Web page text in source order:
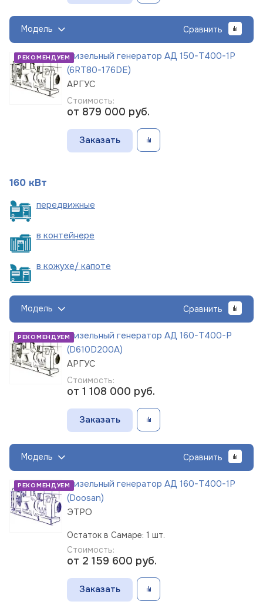
Модель Сравнить
РЕКОМЕНДУЕМДизельный генератор АД 150-Т400-1Р
(6RT80-176DE)
АРГУС
Стоимость:
от 879 000 руб.
Заказать
160 кВт
передвижные
в контейнере
в кожухе/ капоте
Модель Сравнить
РЕКОМЕНДУЕМДизельный генератор АД 160-Т400-Р
(D610D200A)
АРГУС
Стоимость:
от 1 108 000 руб.
Заказать
Модель Сравнить
РЕКОМЕНДУЕМДизельный генератор АД 160-Т400-1Р
(Doosan)
ЭТРО
Остаток в Самаре: 1 шт.
Стоимость:
от 2 159 600 руб.
Заказать